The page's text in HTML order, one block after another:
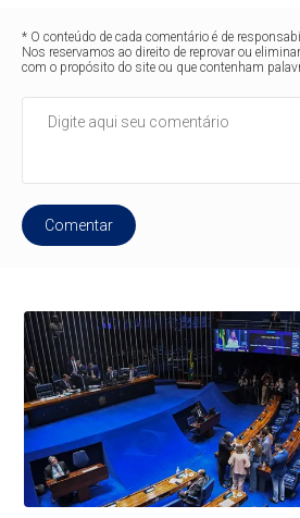
* O conteúdo de cada comentário é de
Nos reservamos ao direito de reprovar ou
com o propósito do site ou que contenham
Comentar